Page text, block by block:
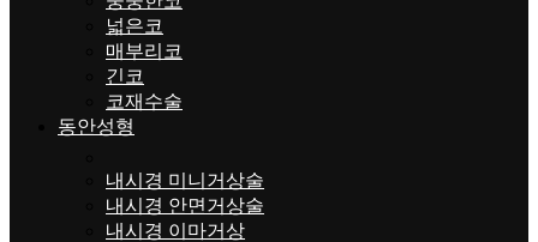
넓은코
매부리코
긴코
코재수술
동안성형
내시경 미니거상술
내시경 안면거상술
내시경 이마거상